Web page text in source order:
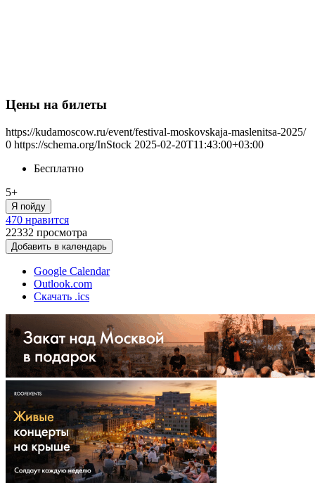
Цены на билеты
https://kudamoscow.ru/event/festival-moskovskaja-maslenitsa-2025/
0 https://schema.org/InStock 2025-02-20T11:43:00+03:00
Бесплатно
5+
Я пойду
470 нравится
22332 просмотра
Добавить в календарь
Google Calendar
Outlook.com
Скачать .ics